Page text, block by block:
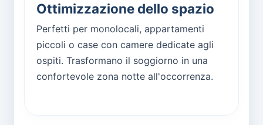
Ottimizzazione dello spazio
Perfetti per monolocali, appartamenti
piccoli o case con camere dedicate agli
ospiti. Trasformano il soggiorno in una
confortevole zona notte all'occorrenza.